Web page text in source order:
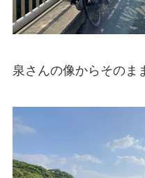
泉さんの像からそのま